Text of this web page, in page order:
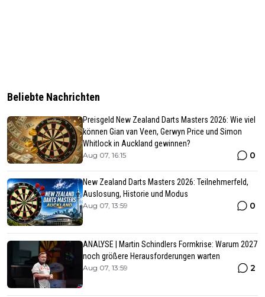
Beliebte Nachrichten
Preisgeld New Zealand Darts Masters 2026: Wie viel
können Gian van Veen, Gerwyn Price und Simon
Whitlock in Auckland gewinnen?
Aug 07, 16:15 0
New Zealand Darts Masters 2026: Teilnehmerfeld,
Auslosung, Historie und Modus
Aug 07, 13:59 0
ANALYSE | Martin Schindlers Formkrise: Warum 2027
noch größere Herausforderungen warten
Aug 07, 13:59 2